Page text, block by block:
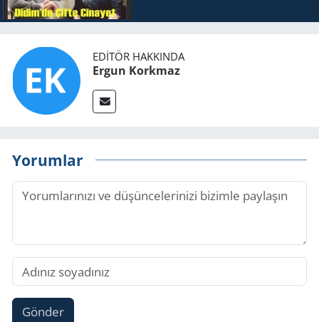
EDITÖR HAKKINDA
Ergun Korkmaz
Yorumlar
Gönder